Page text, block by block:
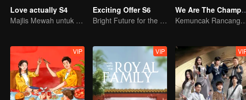
Love actually S4
Majlis Mewah untuk Orang Dewasa
Exciting Offer S6
Bright Future for the Youth
We Are
Kemuncak Rancangan
VIP VIP